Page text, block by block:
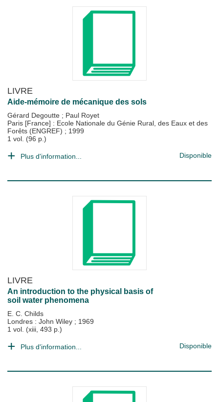
LIVRE
Aide-mémoire de mécanique des sols
Gérard Degoutte ; Paul Royet
Paris [France] : Ecole Nationale du Génie Rural, des Eaux et des
Forêts (ENGREF) ; 1999
1 vol. (96 p.)
Plus d'information... Disponible
LIVRE
An introduction to the physical basis of
soil water phenomena
E. C. Childs
Londres : John Wiley ; 1969
1 vol. (xiii, 493 p.)
Plus d'information... Disponible